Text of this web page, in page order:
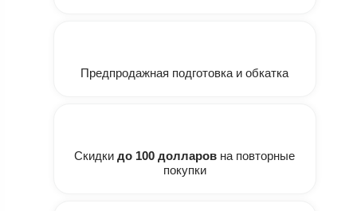
Предпродажная подготовка и обкатка
Скидкидо 100 долларов на повторные
покупки